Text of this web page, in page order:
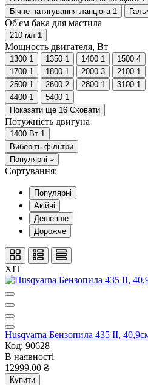
Бічне натягування ланцюга 1
Об'єм бака для мастила
210 мл 1
Мощность двигателя, Вт
1300 1 1350 1 1400 1 1500 4
1700 1 1800 1 2000 3 2100 1
2500 1 2600 2 2800 1 3100 1
4400 1 5400 1
Показати ще 16 Сховати
Потужність двигуна
1400 Вт 1
Виберіть фільтри
Популярні
Сортування:
Популярні
Акійні
Дешевше
Дорожче
ХІТ
Husqvarna Бензопила 435 II,
Код: 90628
В наявності
12999.00 ₴
Купити